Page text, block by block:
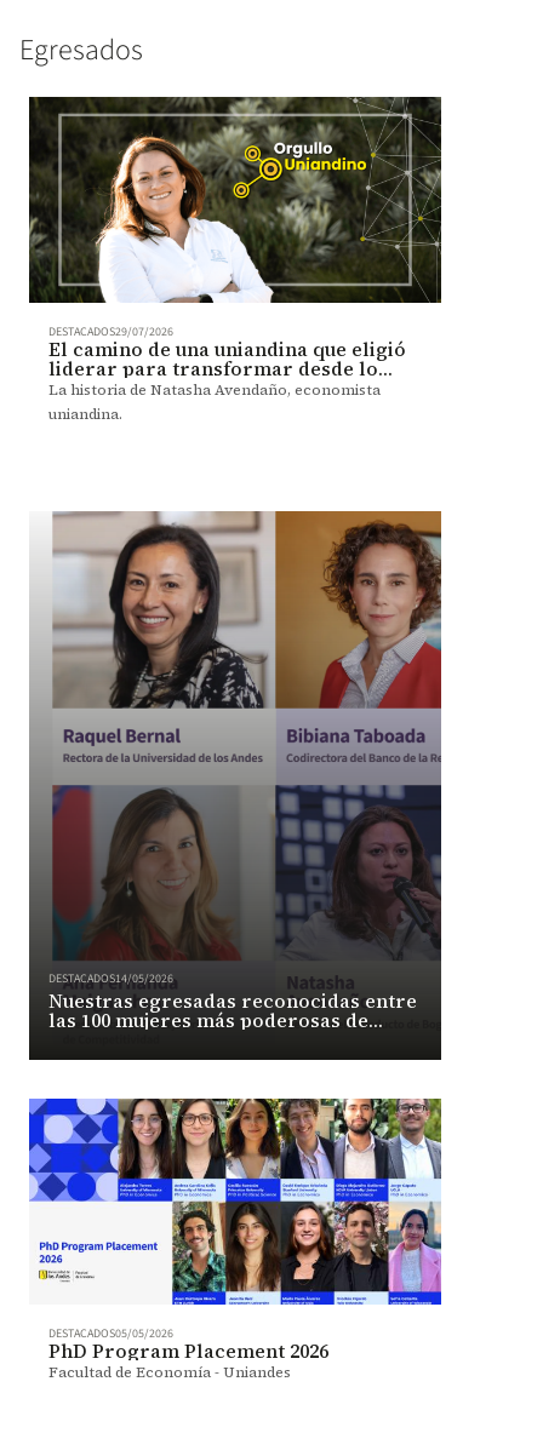
Egresados
DESTACADOS29/07/2026
El camino de una uniandina que eligió
liderar para transformar desde lo
público
La historia de Natasha Avendaño, economista
uniandina.
DESTACADOS14/05/2026
Nuestras egresadas reconocidas entre
las 100 mujeres más poderosas de
DESTACADOS05/05/2026
PhD Program Placement 2026
Facultad de Economía - Uniandes